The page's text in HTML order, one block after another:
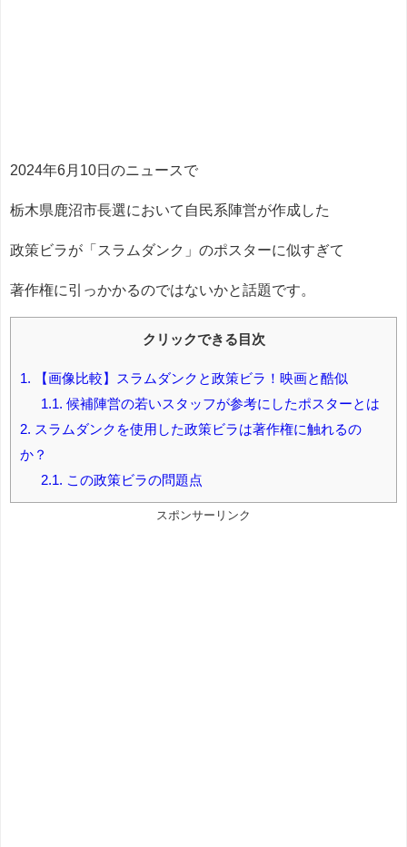
2024年6月10日のニュースで
栃木県鹿沼市長選において自民系陣営が作成した
政策ビラが「スラムダンク」のポスターに似すぎて
著作権に引っかかるのではないかと話題です。
クリックできる目次
1.
【画像比較】スラムダンクと政策ビラ！映画と酷似
1.1.
候補陣営の若いスタッフが参考にしたポスターとは
2.
スラムダンクを使用した政策ビラは著作権に触れるの
か？
2.1.
この政策ビラの問題点
スポンサーリンク